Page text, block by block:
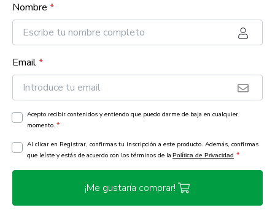
Nombre *
Email*
Acepto recibir contenidos y entiendo que puedo darme de baja en cualquier
momento. *
Al clicar en Registrar, confirmas tu inscripción a este producto. Además, confirmas
que leíste y estás de acuerdo con los términos de la Política de Privacidad *
¡Me gustaría comprar!